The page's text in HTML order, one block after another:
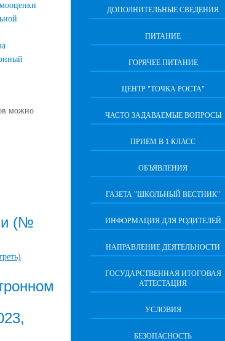
можно
(№
ДОПОЛНИТЕЛЬНЫЕ СВЕДЕНИЯ
ПИТАНИЕ
ГОРЯЧЕЕ ПИТАНИЕ
ЦЕНТР "ТОЧКА РОСТА"
ЧАСТО ЗАДАВАЕМЫЕ ВОПРОСЫ
ПРИЕМ В 1 КЛАСС
ОБЪЯВЛЕНИЯ
ГАЗЕТА "ШКОЛЬНЫЙ ВЕСТНИК"
ИНФОРМАЦИЯ ДЛЯ РОДИТЕЛЕЙ
НАПРАВЛЕНИЕ ДЕЯТЕЛЬНОСТИ
ГОСУДАРСТВЕННАЯ ИТОГОВАЯ
АТТЕСТАЦИЯ
УСЛОВИЯ
БЕЗОПАСНОСТЬ